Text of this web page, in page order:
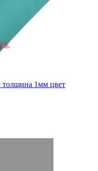
толщина 1мм цвет